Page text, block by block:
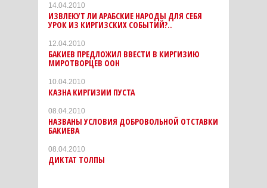
14.04.2010
ИЗВЛЕКУТ ЛИ АРАБСКИЕ НАРОДЫ ДЛЯ СЕБЯ
УРОК ИЗ КИРГИЗСКИХ СОБЫТИЙ?..
12.04.2010
БАКИЕВ ПРЕДЛОЖИЛ ВВЕСТИ В КИРГИЗИЮ
МИРОТВОРЦЕВ ООН
10.04.2010
КАЗНА КИРГИЗИИ ПУСТА
08.04.2010
НАЗВАНЫ УСЛОВИЯ ДОБРОВОЛЬНОЙ ОТСТАВКИ
БАКИЕВА
08.04.2010
ДИКТАТ ТОЛПЫ